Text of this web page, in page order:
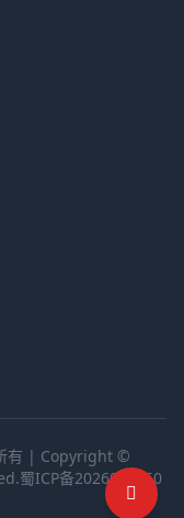
有 | Copyright ©
蜀ICP备2026002650